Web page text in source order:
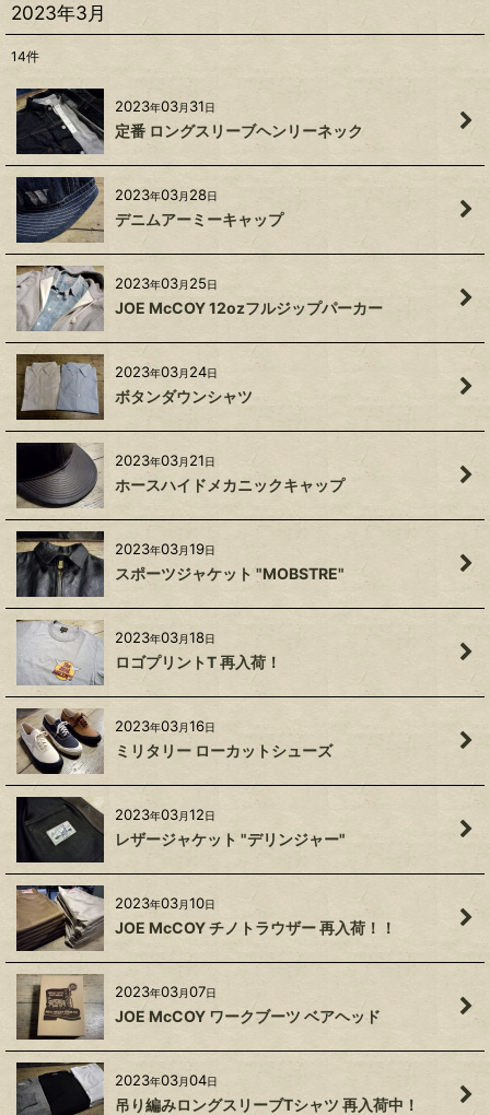
2023年3月
14件
2023年03月 31日
定番 ロングスリーブヘンリーネック
2023年03月 28日
デニムアーミーキャップ
2023年03月 25日
JOE McCOY 12ozフルジップパーカー
2023年03月 24日
ボタンダウンシャツ
2023年03月 21日
ホースハイドメカニックキャップ
2023年03月19日
スポーツジャケット "MOBSTRE"
2023年03月18日
ロゴプリントT 再入荷！
2023年03月16日
ミリタリー ローカットシューズ
2023年03月12日
レザージャケット "デリンジャー"
2023年03月10日
JOE McCOY チノトラウザー 再入荷！！
2023年03月07日
JOE McCOY ワークブーツ ベアヘッド
2023年03月04日
吊り編みロングスリーブTシャツ 再入荷中！